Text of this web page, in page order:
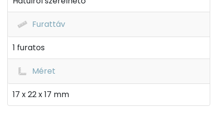
Furattáv
1 furatos
Méret
17 x 22 x 17 mm